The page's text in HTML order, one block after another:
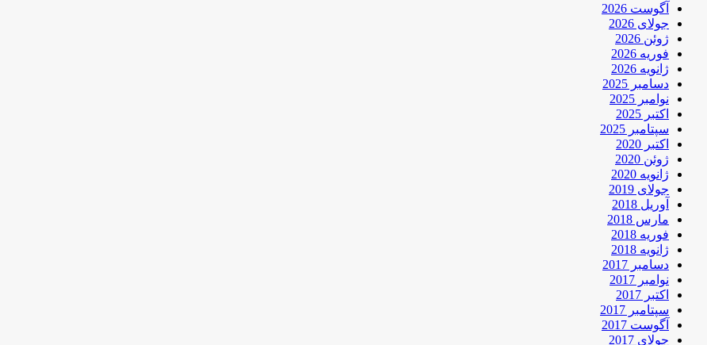
آگوست 2026
جولای 2026
ژوئن 2026
فوریه 2026
ژانویه 2026
دسامبر 2025
نوامبر 2025
اکتبر 2025
سپتامبر 2025
اکتبر 2020
ژوئن 2020
ژانویه 2020
جولای 2019
آوریل 2018
مارس 2018
فوریه 2018
ژانویه 2018
دسامبر 2017
نوامبر 2017
اکتبر 2017
سپتامبر 2017
آگوست 2017
جولای 2017